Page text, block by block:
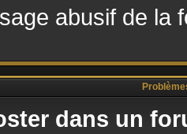
abusif de la
dans un